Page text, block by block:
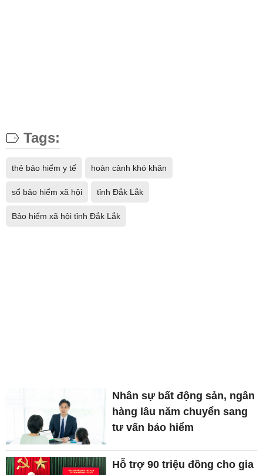
Tags:
thẻ bảo hiểm y tế hoàn cảnh khó khăn
sổ bảo hiểm xã hội tỉnh Đắk Lắk
Bảo hiểm xã hội tỉnh Đắk Lắk
Nhân sự bất động sản, ngân
hàng lâu năm chuyển sang
tư vấn bảo hiểm
Hỗ trợ 90 triệu đồng cho gia